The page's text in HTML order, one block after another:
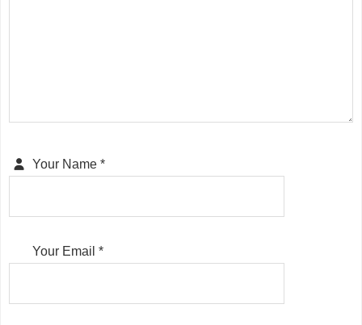
Your Name *
Your Email *